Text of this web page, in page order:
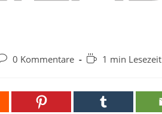
0 Kommentare Lesedauer:
1 min Lesezeit